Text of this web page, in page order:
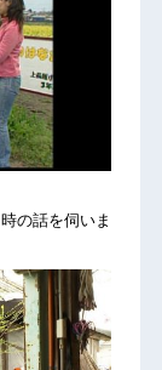
の話を伺いま